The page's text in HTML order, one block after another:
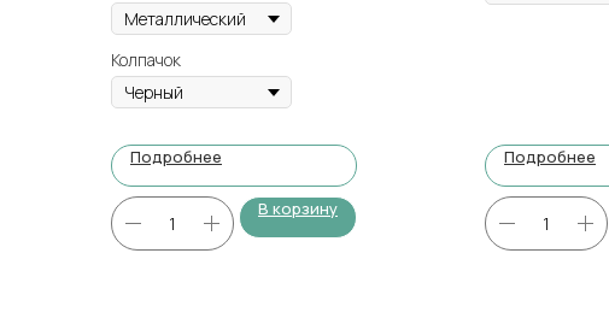
Колпачок
Подробнее
В корзину
Подробнее